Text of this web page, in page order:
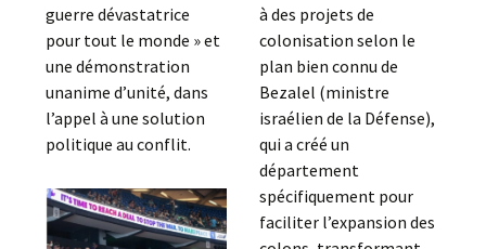
guerre dévastatrice
pour tout le monde » et
une démonstration
unanime d’unité, dans
l’appel à une solution
politique au conflit.
à des projets de
colonisation selon le
plan bien connu de
Bezalel (ministre
israélien de la Défense),
qui a créé un
département
spécifiquement pour
faciliter l’expansion des